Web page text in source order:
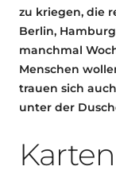
zu kriegen, die
Berlin,
manchmal
Menschen
trauen sich
unter der